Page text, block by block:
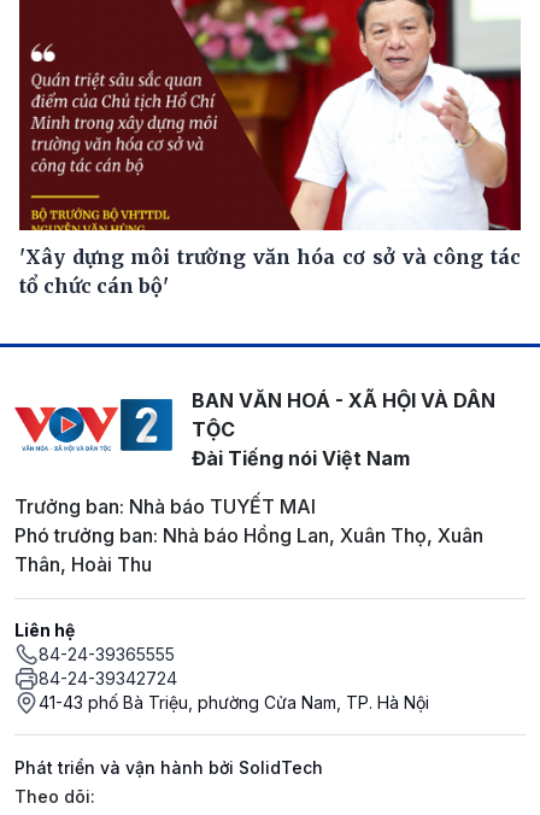
'Xây dựng môi trường văn hóa cơ sở và công tác
tổ chức cán bộ'
BAN VĂN HOÁ - XÃ HỘI VÀ DÂN
TỘC
Đài Tiếng nói Việt Nam
Trưởng ban: Nhà báo TUYẾT MAI
Phó trưởng ban: Nhà báo Hồng Lan, Xuân Thọ, Xuân
Thân, Hoài Thu
Liên hệ
84-24-39365555
84-24-39342724
41-43 phố Bà Triệu, phường Cửa Nam, TP. Hà Nội
Phát triển và vận hành bởi SolidTech
Mạng xã hội
Theo dõi: